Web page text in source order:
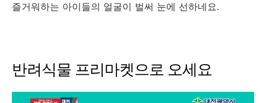
즐거워하는 아이들의 얼굴이 벌써 눈에 선하네요.
반려식물 프리마켓으로 오세요